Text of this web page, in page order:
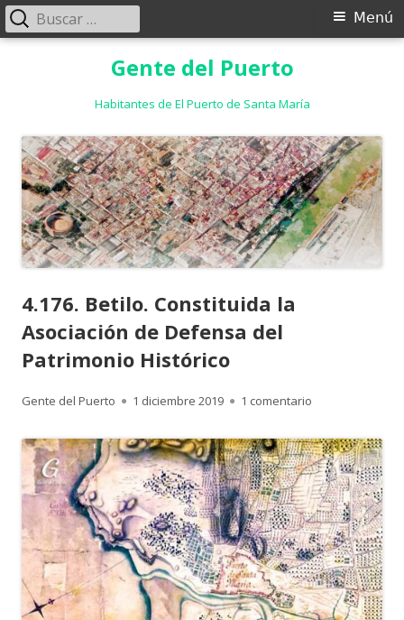
Gente del Puerto
Habitantes de El Puerto de Santa María
Menú
Menú
Buscar:
4.176. Betilo. Constituida la
Asociación de Defensa del
Patrimonio Histórico
Autor
Gente del Puerto
Publicado
1 diciembre 2019 1 comentario